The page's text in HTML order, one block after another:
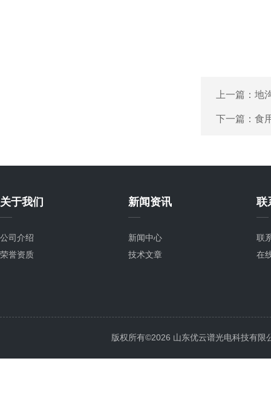
上一篇： 地
下一篇： 食
关于我们
公司介绍
荣誉资质
新闻资讯
新闻中心
技术文章
联
联
在
版权所有©2026 山东优云谱光电科技有